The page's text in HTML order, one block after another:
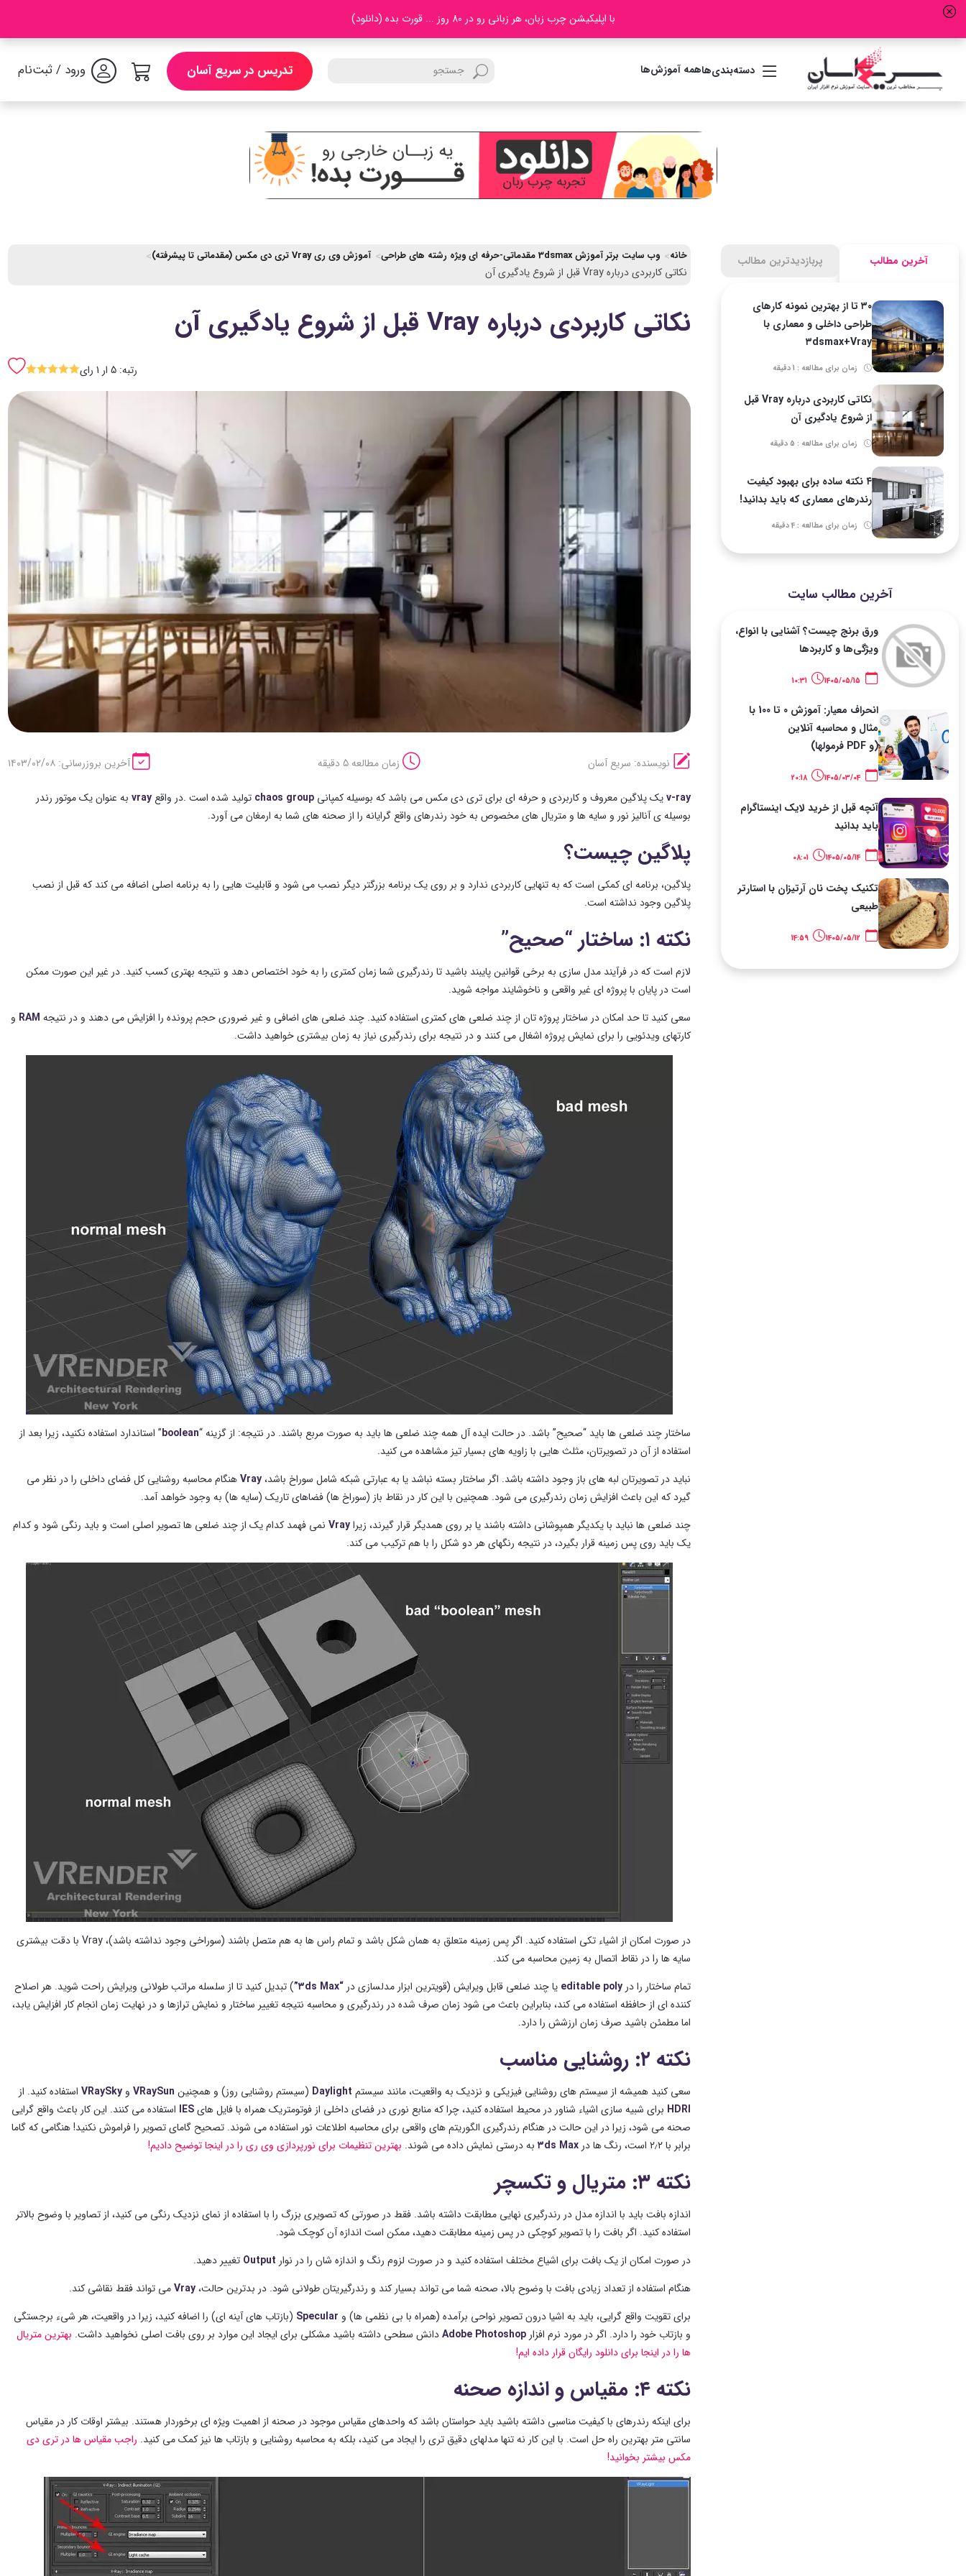
با اپلیکیشن چرب زبان، هر زبانی رو در 80 روز ... قورت بده (دانلود)
دسته‌بندی‌هاهمه آموزش‌ها تدریس در سریع آسان ورود / ثبت‌نام
آخرین مطالب پربازدیدترین مطالب
۳۰ تا از بهترین نمونه کارهای
طراحی داخلی و معماری با
۳dsmax+Vray
زمان برای مطالعه : 1 دقیقه
نکاتی کاربردی درباره Vray قبل
از شروع یادگیری آن
زمان برای مطالعه : 5 دقیقه
۴ نکته ساده برای بهبود کیفیت
رندرهای معماری که باید بدانید!
زمان برای مطالعه : 4 دقیقه
آخرین مطالب سایت
ورق برنج چیست؟ آشنایی با انواع،
ویژگی‌ها و کاربردها
10:31
انحراف معیار: آموزش 0 تا 100 با
مثال و محاسبه آنلاین
(و PDF فرمولها)
1405/03/04
20:18
آنچه قبل از خرید لایک اینستاگرام
باید بدانید
1405/05/14
08:01
تکنیک پخت نان آرتیزان با استارتر
طبیعی
14:59
خانه وب سایت برتر آموزش 3dsmax مقدماتی-حرفه ای ویژه رشته های طراحی آموزش وی ری Vray تری دی مکس (مقدماتی تا پیشرفته)
نکاتی کاربردی درباره Vray قبل از شروع یادگیری آن
نکاتی کاربردی درباره Vray قبل از شروع یادگیری آن
رتبه: 5 ار 1 رای SSSSS
نویسنده: سریع آسان زمان مطالعه 5 دقیقه آخرین بروزرسانی: ۱۴۰۳/۰۲/۰۸
v-rayیک پلاگین معروف و کاربردی و حرفه ای برای تری دی مکس می باشد که بوسیله کمپانیchaos group تولید شده است .در واقعvray به عنوان یک موتور رندر
بوسیله ی آنالیز نور و سایه ها و متریال های مخصوص به خود رندرهای واقع گرایانه را از صحنه های شما به ارمغان می آورد.
پلاگین چیست؟
پلاگین، برنامه ای کمکی است که به تنهایی کاربردی ندارد و بر روی یک برنامه بزرگتر دیگر نصب می شود و قابلیت هایی را به برنامه اصلی اضافه می کند که قبل از نصب
پلاگین وجود نداشته است.
نکته ۱: ساختار “صحیح”
لازم است که در فرآیند مدل سازی به برخی قوانین پایبند باشید تا رندرگیری شما زمان کمتری را به خود اختصاص دهد و نتیجه بهتری کسب کنید. در غیر این صورت ممکن
است در پایان با پروژه ای غیر واقعی و ناخوشایند مواجه شوید.
سعی کنید تا حد امکان در ساختار پروژه تان از چند ضلعی های کمتری استفاده کنید. چند ضلعی های اضافی و غیر ضروری حجم پرونده را افزایش می دهند و در نتیجه RAM و
کارتهای ویدئویی را برای نمایش پروژه اشغال می کنند و در نتیجه برای رندرگیری نیاز به زمان بیشتری خواهید داشت.
ساختار چند ضلعی ها باید “صحیح” باشد. در حالت ایده آل همه چند ضلعی ها باید به صورت مربع باشند. در نتیجه: از گزینه “boolean” استاندارد استفاده نکنید، زیرا بعد از
استفاده از آن در تصویرتان، مثلث هایی با زاویه های بسیار تیز مشاهده می کنید.
نباید در تصویرتان لبه های باز وجود داشته باشد. اگر ساختار بسته نباشد یا به عبارتی شبکه شامل سوراخ باشد،Vrayهنگام محاسبه روشنایی کل فضای داخلی را در نظر می
گیرد که این باعث افزایش زمان رندرگیری می شود. همچنین با این کار در نقاط باز (سوراخ ها) فضاهای تاریک (سایه ها) به وجود خواهد آمد.
چند ضلعی ها نباید با یکدیگر همپوشانی داشته باشند یا بر روی همدیگر قرار گیرند، زیراVray نمی فهمد کدام یک از چند ضلعی ها تصویر اصلی است و باید رنگی شود و کدام
یک باید روی پس زمینه قرار بگیرد، در نتیجه رنگهای هر دو شکل را با هم ترکیب می کند.
در صورت امکان از اشیاء تکی استفاده کنید. اگر پس زمینه متعلق به همان شکل باشد و تمام راس ها به هم متصل باشند (سوراخی وجود نداشته باشد)، Vray با دقت بیشتری
سایه ها را در نقاط اتصال به زمین محاسبه می کند.
تمام ساختار را درeditable poly یا چند ضلعی قابل ویرایش (قویترین ابزار مدلسازی در“۳ds Max”
) تبدیل کنید تا از سلسله مراتب طولانی ویرایش راحت شوید. هر اصلاح
کننده ای از حافظه استفاده می کند، بنابراین باعث می شود زمان صرف شده در رندرگیری و محاسبه نتیجه تغییر ساختار و نمایش ترازها و در نهایت زمان انجام کار افزایش یابد،
اما مطمئن باشید صرف زمان ارزشش را دارد.
نکته ۲: روشنایی مناسب
سعی کنید همیشه از سیستم های روشنایی فیزیکی و نزدیک به واقعیت، مانند سیستم Daylight (سیستم روشنایی روز) و همچنین VRaySun وVRaySky استفاده کنید. از
HDRI برای شبیه سازی اشیاء شناور در محیط استفاده کنید، چرا که منابع نوری در فضای داخلی از فوتومتریک همراه با فایل هایIES استفاده می کنند. این کار باعث واقع گرایی
صحنه می شود، زیرا در این حالت در هنگام رندرگیری الگوریتم های واقعی برای محاسبه اطلاعات نور استفاده می شوند. تصحیح گامای تصویر را فراموش نکنید! هنگامی که گاما
برابر با ۲٫۲ است، رنگ ها در
۳ds Max به درستی نمایش داده می شوند. بهترین تنظیمات برای نورپردازی وی ری را در اینجا توضیح دادیم!
نکته ۳: متریال و تکسچر
اندازه بافت باید با اندازه مدل در رندرگیری نهایی مطابقت داشته باشد. فقط در صورتی که تصویری بزرگ را با استفاده از نمای نزدیک رنگی می کنید، از تصاویر با وضوح بالاتر
استفاده کنید. اگر بافت را با تصویر کوچکی در پس زمینه مطابقت دهید، ممکن است اندازه آن کوچک شود.
در صورت امکان از یک بافت برای اشیاع مختلف استفاده کنید و در صورت لزوم رنگ و اندازه شان را در نوار Output تغییر دهید.
هنگام استفاده از تعداد زیادی بافت با وضوح بالا، صحنه شما می تواند بسیار کند و رندرگیریتان طولانی شود. در بدترین حالت،Vrayمی تواند فقط نقاشی کند.
برای تقویت واقع گرایی، باید به اشیا درون تصویر نواحی برآمده (همراه با بی نظمی ها) و Specular (بازتاب های آینه ای) را اضافه کنید، زیرا در واقعیت، هر شیء برجستگی
و بازتاب خود را دارد. اگر در مورد نرم افزارAdobe Photoshopدانش سطحی داشته باشید مشکلی برای ایجاد این موارد بر روی بافت اصلی نخواهید داشت. بهترین متریال
ها را در اینجا برای دانلود رایگان قرار داده ایم!
نکته ۴: مقیاس و اندازه صحنه
برای اینکه رندرهای با کیفیت مناسبی داشته باشید باید حواستان باشد که واحدهای مقیاس موجود در صحنه از اهمیت ویژه ای برخوردار هستند. بیشتر اوقات کار در مقیاس
سانتی متر بهترین راه حل است. با این کار نه تنها مدلهای دقیق تری را ایجاد می کنید، بلکه به محاسبه روشنایی و بازتاب ها نیز کمک می کنید. راجب مقیاس ها در تری دی
مکس بیشتر بخوانید!